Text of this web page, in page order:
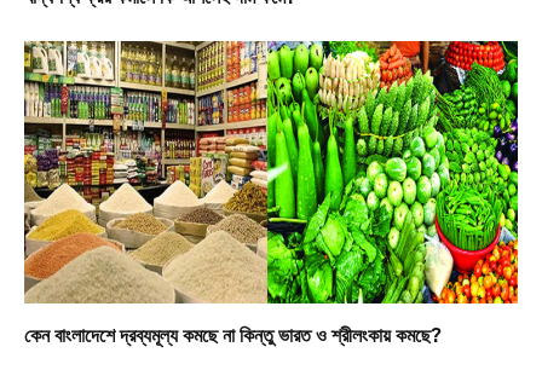
কেন বাংলাদেশে দ্রব্যমূল্য কমছে না কিন্তু ভারত ও শ্রীলংকায় কমছে?